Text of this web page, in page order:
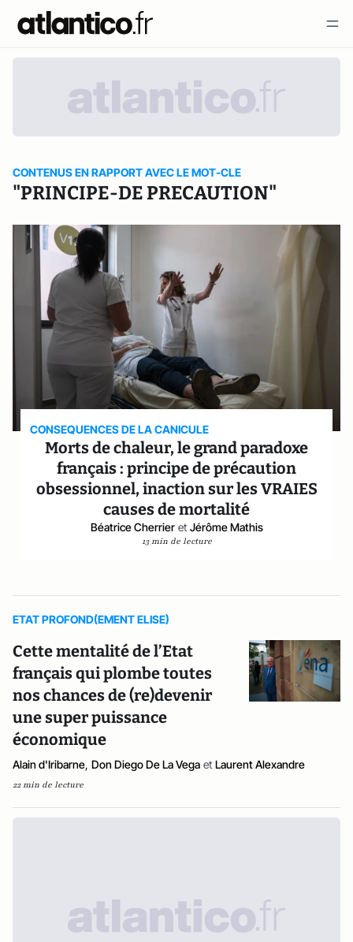
CONTENUS EN RAPPORT AVEC LE MOT-CLE
"PRINCIPE-DE PRECAUTION"
CONSEQUENCES DE LA CANICULE
Morts de chaleur, le grand paradoxe
français : principe de précaution
obsessionnel, inaction sur les VRAIES
causes de mortalité
Béatrice Cherrier et Jérôme Mathis
13 min de lecture
ETAT PROFOND(EMENT ELISE)
Cette mentalité de l’Etat
français qui plombe toutes
nos chances de (re)devenir
une super puissance
économique
Alain d'Iribarne, Don Diego De La Vega et Laurent Alexandre
22 min de lecture